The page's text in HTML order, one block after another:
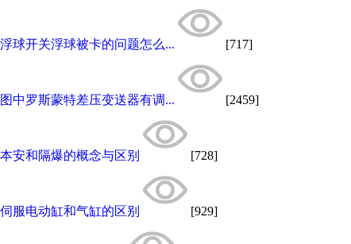
浮球开关浮球被卡的问题怎么... [717]
图中罗斯蒙特差压变送器有调... [2459]
本安和隔爆的概念与区别 [728]
伺服电动缸和气缸的区别 [929]